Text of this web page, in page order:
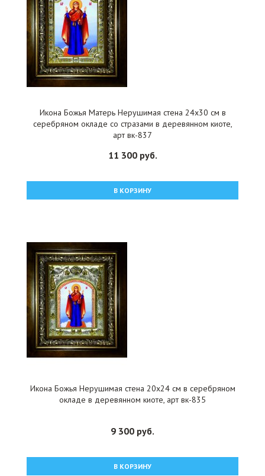
Икона Божья Матерь Нерушимая стена 24x30 см в
серебряном окладе со стразами в деревянном киоте,
арт вк-837
11 300 руб.
В КОРЗИНУ
Икона Божья Нерушимая стена 20x24 см в серебряном
окладе в деревянном киоте, арт вк-835
9 300 руб.
В КОРЗИНУ